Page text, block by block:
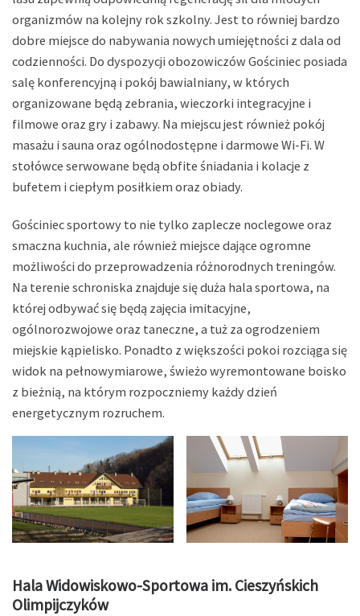
organizmów na kolejny rok szkolny. Jest to równiej bardzo
dobre miejsce do nabywania nowych umiejętności z dala od
codzienności. Do dyspozycji obozowiczów Gościniec posiada
salę konferencyjną i pokój bawialniany, w których
organizowane będą zebrania, wieczorki integracyjne i
filmowe oraz gry i zabawy. Na miejscu jest również pokój
masażu i sauna oraz ogólnodostępne i darmowe Wi-Fi. W
stołówce serwowane będą obfite śniadania i kolacje z
bufetem i ciepłym posiłkiem oraz obiady.
Gościniec sportowy to nie tylko zaplecze noclegowe oraz
smaczna kuchnia, ale również miejsce dające ogromne
możliwości do przeprowadzenia różnorodnych treningów.
Na terenie schroniska znajduje się duża hala sportowa, na
której odbywać się będą zajęcia imitacyjne,
ogólnorozwojowe oraz taneczne, a tuż za ogrodzeniem
miejskie kąpielisko. Ponadto z większości pokoi rozciąga się
widok na pełnowymiarowe, świeżo wyremontowane boisko
z bieżnią, na którym rozpoczniemy każdy dzień
energetycznym rozruchem.
Hala Widowiskowo-Sportowa im. Cieszyńskich
Olimpijczyków